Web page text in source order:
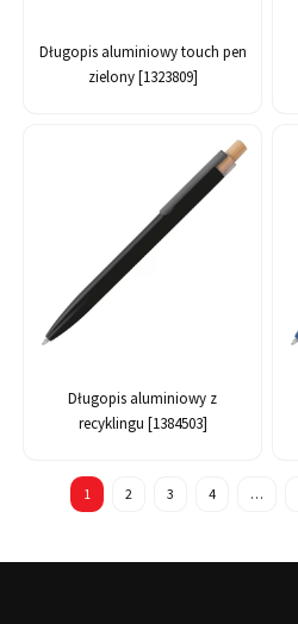
Długopis aluminiowy touch pen
zielony [1323809]
Długopis aluminiowy z
recyklingu [1384503]
1 2 3 4 …